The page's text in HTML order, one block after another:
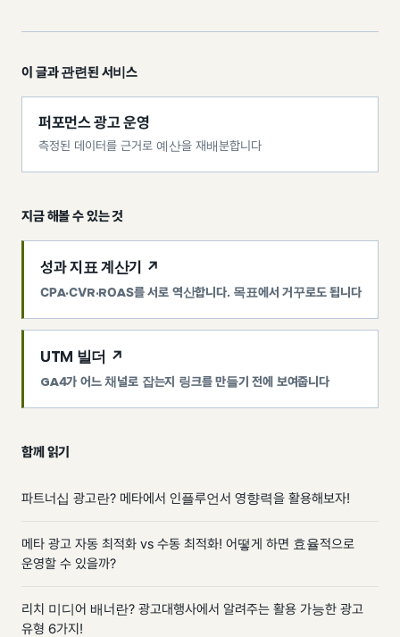
이 글과 관련된 서비스
퍼포먼스 광고 운영
측정된 데이터를 근거로 예산을 재배분합니다
지금 해볼 수 있는 것
성과 지표 계산기 ↗
CPA·CVR·ROAS를 서로 역산합니다. 목표에서 거꾸로도 됩니다
UTM 빌더 ↗
GA4가 어느 채널로 잡는지 링크를 만들기 전에 보여줍니다
함께 읽기
파트너십 광고란? 메타에서 인플루언서 영향력을 활용해보자!
메타 광고 자동 최적화 vs 수동 최적화! 어떻게 하면 효율적으로
운영할 수 있을까?
리치 미디어 배너란? 광고대행사에서 알려주는 활용 가능한 광고
유형 6가지!